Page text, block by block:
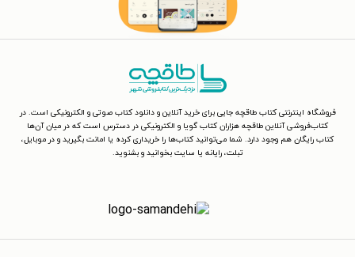
فروشگاه اینترنتی کتاب طاقچه جایی برای خرید آنلاین و دانلود کتاب صوتی و الکترونیکی است. در
کتاب‌فروشی آنلاین طاقچه هزاران کتاب گویا و الکترونیکی در دسترس است که در میان آن‌ها
کتاب رایگان هم وجود دارد. شما می‌توانید کتاب‌ها را خریداری کرده یا امانت بگیرید و در موبایل،
تبلت، رایانه یا سایت بخوانید و بشنوید.